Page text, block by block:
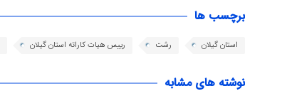
برچسب ها
استان گیلان رشت رییس هیات کاراته استان گیلان
نوشته های مشابه